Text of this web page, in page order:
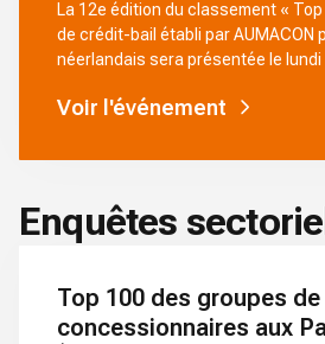
La 12e édition du classement «
de crédit-bail établi par AUMACON
néerlandais sera présentée le lundi
Voir l'événement
Enquêtes
Top 100 des groupes de
concessionnaires aux